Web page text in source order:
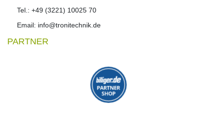
Tel.: +49 (3221) 10025 70
Email: info@tronitechnik.de
PARTNER